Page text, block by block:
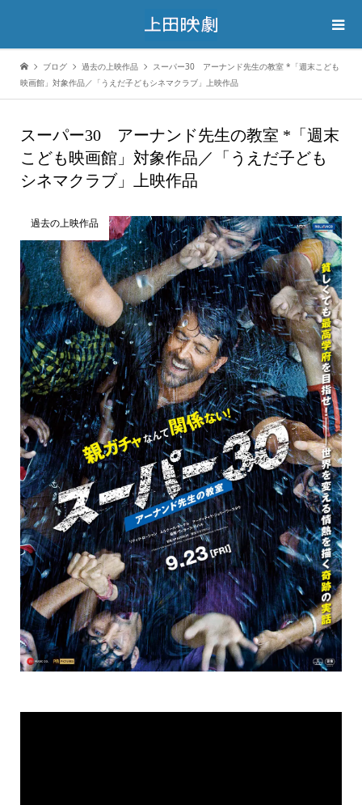
ブログ 過去の上映作品
スーパー30 アーナンド先生の教室 *「週末こども
映画館」対象作品／「うえだ子どもシネマクラブ」上映作品
スーパー30 アーナンド先生の教室 *「週末
こども映画館」対象作品／「うえだ子ども
シネマクラブ」上映作品
過去の上映作品